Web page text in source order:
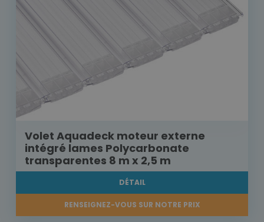
Volet Aquadeck moteur externe
intégré lames Polycarbonate
transparentes 8 m x 2,5 m
DÉTAIL
RENSEIGNEZ-VOUS SUR NOTRE PRIX